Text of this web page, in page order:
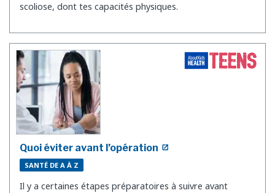
scoliose, dont tes capacités physiques.
Quoi éviter avant l’opération
SANTÉ DE A À Z
Il y a certaines étapes préparatoires à suivre avant